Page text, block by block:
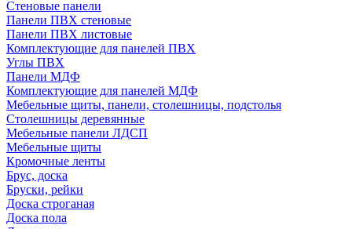
Стеновые панели
Панели ПВХ стеновые
Панели ПВХ листовые
Комплектующие для панелей ПВХ
Углы ПВХ
Панели МДФ
Комплектующие для панелей МДФ
Мебельные щиты, панели, столешницы, подстолья
Столешницы деревянные
Мебельные панели ЛДСП
Мебельные щиты
Кромочные ленты
Брус, доска
Бруски, рейки
Доска строганая
Доска пола